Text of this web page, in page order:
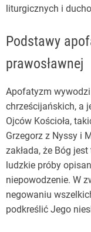
liturgicznych i
Podstawy
prawosławnej
Apofatyzm
chrześcijańskich, a
Ojców Kościoła,
Grzegorz z Nyssy i
zakłada, że Bóg
ludzkie próby
niepowodzenie. W
negowaniu
podkreślić Jego